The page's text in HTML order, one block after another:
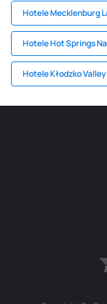
Hotele Mecklenburg
Hotele Hot Springs
Hotele Kłodzko Valley